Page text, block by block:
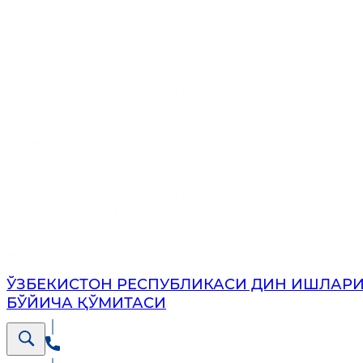
ЎЗБЕКИСТОН РЕСПУБЛИКАСИ ДИН
БЎЙИЧА ҚЎМИТАСИ